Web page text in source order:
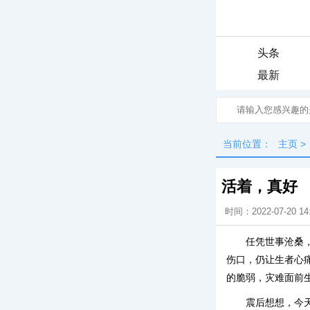
头条
最新
当前位置： 主页 >
活着，真好
时间：2022-07-20
任凭世事沧桑
伤口，仍让生者心
的脆弱，灾难面前
震后想想，今